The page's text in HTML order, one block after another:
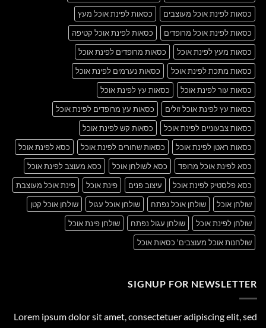
כסאות לפינת אוכל מעוצבים
כסאות לפינת אוכל מעץ
כסאות לפינת אוכל מרופדים
כסאות לפינת אוכל קטיפה
כסאות מעץ לפינת אוכל
כסאות מרופדים לפינת אוכל
כסאות מתכת לפינת אוכל
כסאות נערמים לפינת אוכל
כסאות עור לפינת אוכל
כסאות עץ לפינת אוכל
כסאות עץ לפינת אוכל זולים
כסאות עץ מרופדים לפינת אוכל
כסאות צבעוניים לפינת אוכל
כסאות קש לפינת אוכל
כסאות ראטן לפינת אוכל
כסאות שחורים לפינת אוכל
כסא לפינת אוכל
כסא לפינת אוכל מרופד
כסא לשולחן אוכל
כסא מעוצב לפינת אוכל
כסא פלסטיק לפינת אוכל
עיצוב פנים פינת אוכל
פינת אוכל מעוצבת
שולחן אוכל
שולחן אוכל נפתח שולחן אוכל עגול
שולחן אוכל קטן
שולחן לפינת אוכל
שולחן עגול נפתח
שולחן פינת אוכל
שולחנות אוכל מעוצבים' כסאות אוכל
SIGNUP FOR NEWSLETTER
Lorem ipsum dolor sit amet, consectetuer adipiscing elit, sed